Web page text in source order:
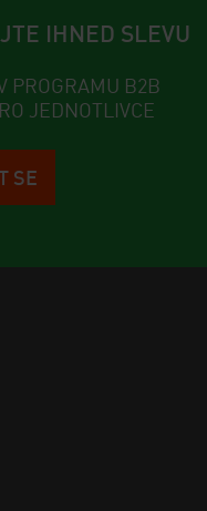
IHNED SLEVU
PROGRAMU B2B
JEDNOTLIVCE
SE